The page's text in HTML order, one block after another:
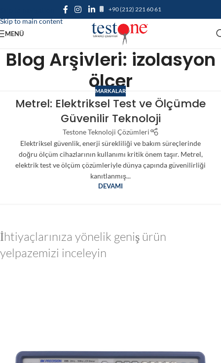
Skip to main content
+90 (212) 221 60 61
MENÜ
Blog Arşivleri: izolasyon
ölçer
MARKALAR
Metrel: Elektriksel Test ve Ölçümde
Güvenilir Teknoloji
Testone Teknoloji Çözümleri
Elektriksel güvenlik, enerji sürekliliği ve bakım süreçlerinde
doğru ölçüm cihazlarının kullanımı kritik önem taşır. Metrel,
elektrik test ve ölçüm çözümleriyle dünya çapında güvenilirliği
kanıtlanmış...
DEVAMI
İhtiyaçlarınıza yönelik geniş ürün
yelpazemizi inceleyin